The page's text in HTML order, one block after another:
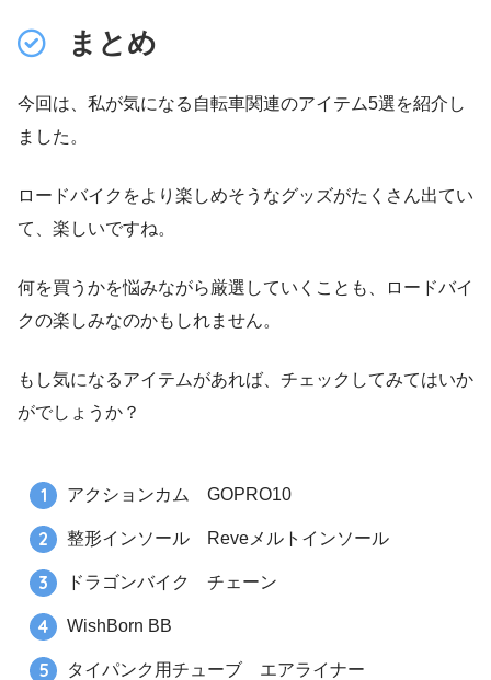
まとめ
今回は、私が気になる自転車関連のアイテム5選を紹介し
ました。
ロードバイクをより楽しめそうなグッズがたくさん出てい
て、楽しいですね。
何を買うかを悩みながら厳選していくことも、ロードバイ
クの楽しみなのかもしれません。
もし気になるアイテムがあれば、チェックしてみてはいか
がでしょうか？
アクションカム GOPRO10
整形インソール Reveメルトインソール
ドラゴンバイク チェーン
WishBorn BB
タイパンク用チューブ エアライナー